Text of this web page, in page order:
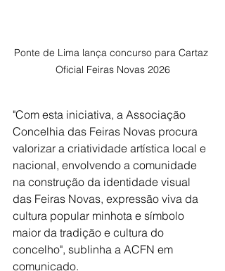
Ponte de Lima lança concurso para Cartaz
Oficial Feiras Novas 2026
"Com esta iniciativa, a Associação
Concelhia das Feiras Novas procura
valorizar a criatividade artística local e
nacional, envolvendo a comunidade
na construção da identidade visual
das Feiras Novas, expressão viva da
cultura popular minhota e símbolo
maior da tradição e cultura do
concelho", sublinha a ACFN em
comunicado.